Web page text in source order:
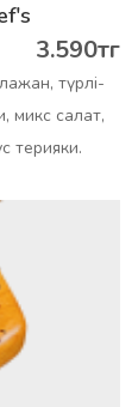
3.590тг
түрлі-
микс салат,
терияки.